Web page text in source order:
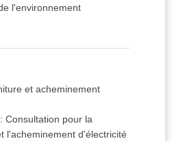
l'environnement
et acheminement
: Consultation pour la
l'acheminement d'électricité